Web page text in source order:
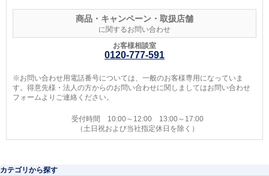
商品・キャンペーン・取扱店舗
に関するお問い合わせ
お客様相談室
0120-777-591
※お問い合わせ用電話番号については、一般のお客様専用になっていま
す。得意先様・法人の方からのお問い合わせに関しましてはお問い合わせ
フォームよりご連絡ください。
受付時間 10:00～12:00 13:00～17:00
（土日祝および当社指定休日を除く）
カテゴリから探す